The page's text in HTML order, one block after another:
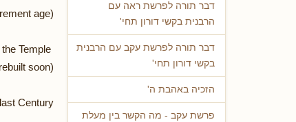
דבר תורה לפרשת ראה עם
הרבנית בקשי דורון תחי'
דבר תורה לפרשת עקב עם הרבנית
בקשי דורון תחי'
הזכיה באהבת ה'
פרשת עקב - מה הקשר בין מעלת
age)
(May it be rebuilt soon).
Century.